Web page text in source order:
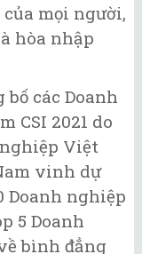
mọi người,
hòa nhập
bố các Doanh
CSI 2021 do
Việt
vinh dự
Doanh nghiệp
5 Doanh
bình đẳng